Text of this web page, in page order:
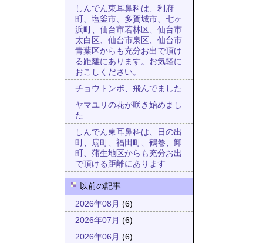
しんでん東耳鼻科は、利府
町、塩釜市、多賀城市、七ヶ
浜町、仙台市若林区、仙台市
太白区、仙台市泉区、仙台市
青葉区からも充分お出で頂け
る距離にあります。お気軽に
おこしください。
チョウトンボ、飛んでました
ヤマユリの花が咲き始めまし
た
しんでん東耳鼻科は、日の出
町、扇町、福田町、鶴巻、卸
町、蒲生地区からも充分お出
で頂ける距離にあります
以前の記事
2026年08月 (6)
2026年07月 (6)
2026年06月 (6)